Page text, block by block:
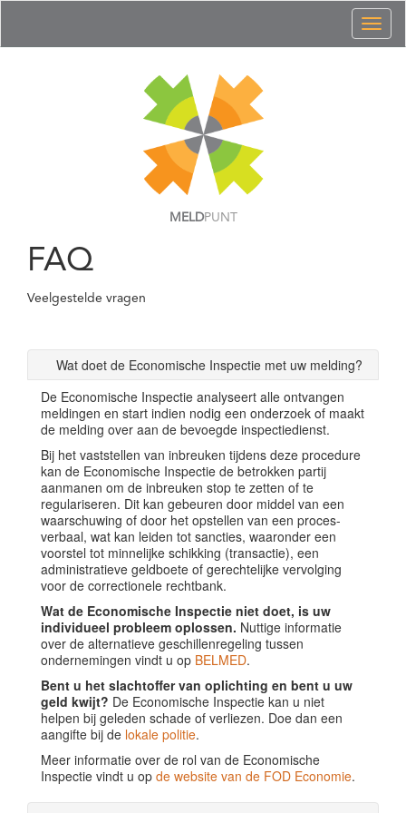
MELDPUNT
FAQ
Veelgestelde vragen
Wat doet de Economische Inspectie met uw melding?
De Economische Inspectie analyseert alle ontvangen
meldingen en start indien nodig een onderzoek of maakt
de melding over aan de bevoegde inspectiedienst.
Bij het vaststellen van inbreuken tijdens deze procedure
kan de Economische Inspectie de betrokken partij
aanmanen om de inbreuken stop te zetten of te
regulariseren. Dit kan gebeuren door middel van een
waarschuwing of door het opstellen van een proces-
verbaal, wat kan leiden tot sancties, waaronder een
voorstel tot minnelijke schikking (transactie), een
administratieve geldboete of gerechtelijke vervolging
voor de correctionele rechtbank.
Wat de Economische Inspectie niet doet, is uw
individueel probleem oplossen. Nuttige informatie
over de alternatieve geschillenregeling tussen
ondernemingen vindt u op BELMED.
Bent u het slachtoffer van oplichting en bent u uw
geld kwijt? De Economische Inspectie kan u niet
helpen bij geleden schade of verliezen. Doe dan een
aangifte bij de lokale politie.
Meer informatie over de rol van de Economische
Inspectie vindt u op de website van de FOD Economie.